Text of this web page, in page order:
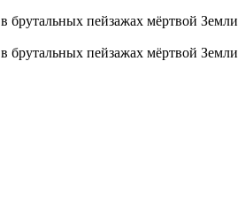
брутальных пейзажах мёртвой Земли
брутальных пейзажах мёртвой Земли